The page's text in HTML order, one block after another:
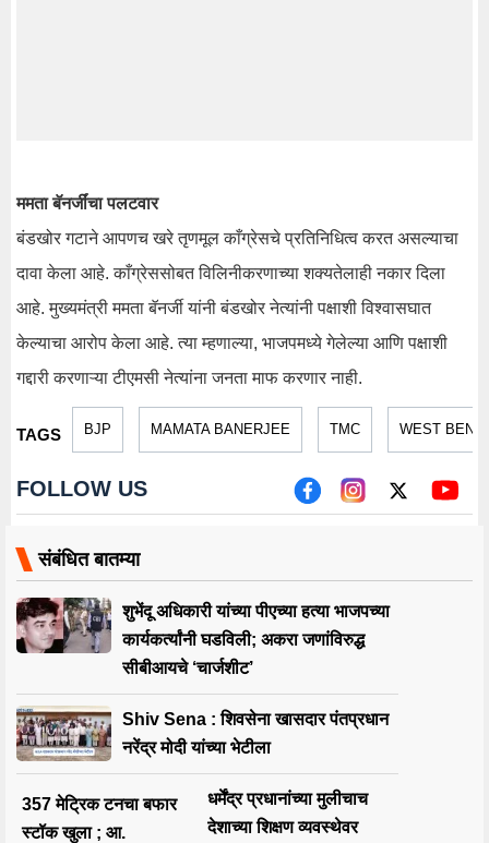
ममता बॅनर्जींचा पलटवार
बंडखोर गटाने आपणच खरे तृणमूल काँग्रेसचे प्रतिनिधित्व करत असल्याचा
दावा केला आहे. काँग्रेससोबत विलिनीकरणाच्या शक्यतेलाही नकार दिला
आहे. मुख्यमंत्री ममता बॅनर्जी यांनी बंडखोर नेत्यांनी पक्षाशी विश्वासघात
केल्याचा आरोप केला आहे. त्या म्हणाल्या, भाजपमध्ये गेलेल्या आणि पक्षाशी
गद्दारी करणाऱ्या टीएमसी नेत्यांना जनता माफ करणार नाही.
TAGS BJP MAMATA BANERJEE TMC WEST
FOLLOW US
संबंधित बातम्या
शुभेंदू अधिकारी यांच्या पीएच्या हत्या भाजपच्या
कार्यकर्त्यांनी घडविली; अकरा जणांविरुद्ध
सीबीआयचे ‘चार्जशीट’
Shiv Sena : शिवसेना खासदार पंतप्रधान
नरेंद्र मोदी यांच्या भेटीला
357 मेट्रिक टनचा बफार
स्टॉक खुला ; आ.
धर्मेंद्र प्रधानांच्या मुलीचाच
देशाच्या शिक्षण व्यवस्थेवर